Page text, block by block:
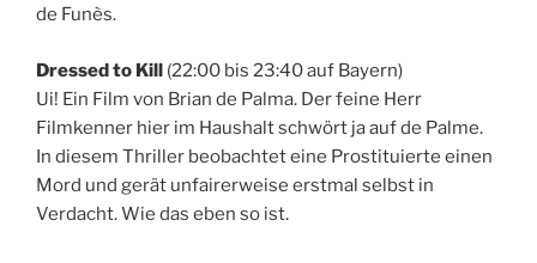
de Funès.
Dressed to Kill (22:00 bis 23:40 auf Bayern)
Ui! Ein Film von Brian de Palma. Der feine Herr
Filmkenner hier im Haushalt schwört ja auf de Palme.
In diesem Thriller beobachtet eine Prostituierte einen
Mord und gerät unfairerweise erstmal selbst in
Verdacht. Wie das eben so ist.